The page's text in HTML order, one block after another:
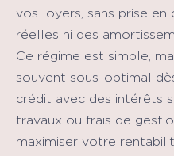
vos loyers, sans prise
réelles ni des
Ce régime est simple,
souvent sous-optimal
crédit avec des intérêts
travaux ou frais de
maximiser votre